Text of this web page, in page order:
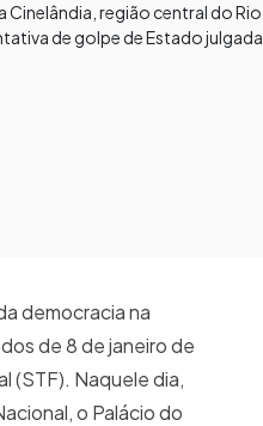
região central do Rio
de golpe de Estado julgada
democracia na
de 8 de janeiro de
(STF). Naquele dia,
o Palácio do